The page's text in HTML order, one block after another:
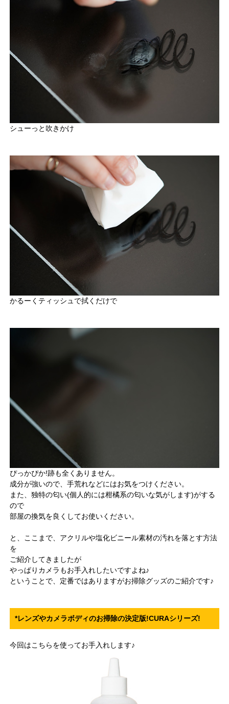
シューっと吹きかけ
かるーくティッシュで拭くだけで
ぴっかぴか!跡も全くありません。
成分が強いので、手荒れなどにはお気をつけください。
また、独特の匂い(個人的には柑橘系の匂いな気がします)がする
ので
部屋の換気を良くしてお使いください。
と、ここまで、アクリルや塩化ビニール素材の汚れを落とす方法
を
ご紹介してきましたが
やっぱりカメラもお手入れしたいですよね♪
ということで、定番ではありますがお掃除グッズのご紹介です♪
*レンズやカメラボディのお掃除の決定版!CURAシリーズ!
今回はこちらを使ってお手入れします♪